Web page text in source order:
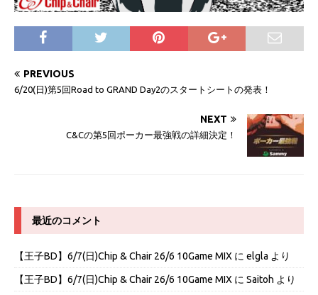
PREVIOUS
6/20(日)第5回Road to GRAND Day2のスタートシートの発表！
NEXT
C&Cの第5回ポーカー最強戦の詳細決定！
最近のコメント
【王子BD】6/7(日)Chip & Chair 26/6 10Game MIX に elgla より
【王子BD】6/7(日)Chip & Chair 26/6 10Game MIX に Saitoh より